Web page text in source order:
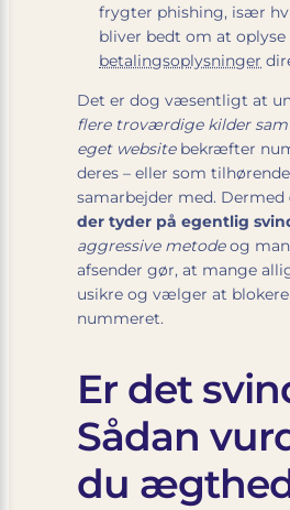
frygter phishing, især
bliver bedt om at oplyse
betalingsoplysninger
Det er dog væsentligt at
flere troværdige kilder
eget websitebekræfter
deres – eller som
samarbejder med. Dermed
der tyder på egentlig
aggressive metodeog
afsender gør, at mange
usikre og vælger at
nummeret.
Er det
Sådan
du